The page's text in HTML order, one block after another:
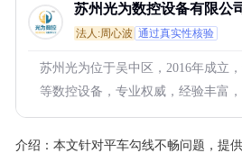
苏州光为数控设备有限公
法人:周心波 通过真实性核验
苏州光为位于吴中区，2016年成立
等数控设备，专业权威，经验丰富，
介绍： 本文针对平车勾线不畅问题，提